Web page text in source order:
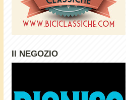
Il NEGOZIO